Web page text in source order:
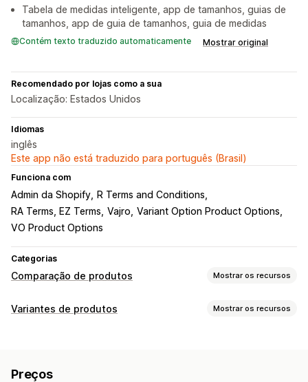
Tabela de medidas inteligente, app de tamanhos, guias de
tamanhos, app de guia de tamanhos, guia de medidas
Contém texto traduzido automaticamente Mostrar original
Recomendado por lojas como a sua
Localização: Estados Unidos
Idiomas
inglês
Este app não está traduzido para português (Brasil)
Funciona com
Admin da Shopify
R Terms and Conditions
RA Terms, EZ Terms Vajro Variant Option Product Options
VO Product Options
Categorias
Comparação de produtos Mostrar os recursos
Ferramentas de comparação
Variantes de produtos Mostrar os recursos
CSS personalizado
Preços